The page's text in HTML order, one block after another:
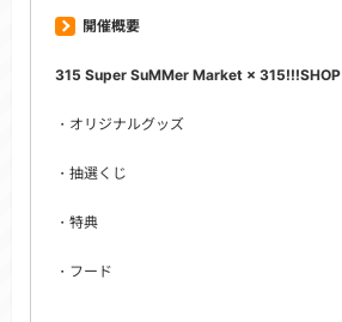
開催概要
315 Super SuMMer Market × 315!!!SHOP
・オリジナルグッズ
・抽選くじ
・特典
・フード